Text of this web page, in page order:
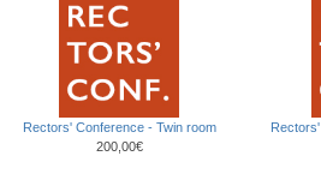
Rectors' Conference - Twin room
200,00€